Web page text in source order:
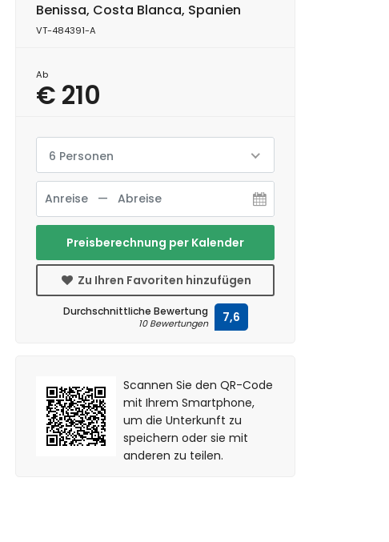
Benissa, Costa Blanca, Spanien
VT-484391-A
Ab
€ 210
6 Personen
Preisberechnung per Kalender
Zu Ihren Favoriten hinzufügen
Durchschnittliche Bewertung
10 Bewertungen 7,6
Scannen Sie den QR-Code
mit Ihrem Smartphone,
um die Unterkunft zu
speichern oder sie mit
anderen zu teilen.